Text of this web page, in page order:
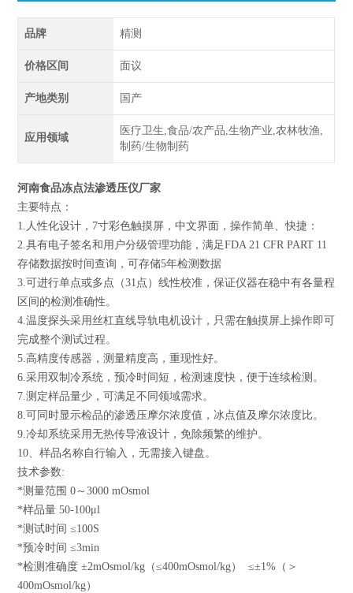
品牌 精测
价格区间 面议
产地类别 国产
应用领域
医疗卫生,食品/农产品,生物产业,农林牧渔,
制药/生物制药
河南食品冻点法渗透压仪厂家
主要特点：
1.人性化设计，7寸彩色触摸屏，中文界面，操作简单、快捷：
2.具有电子签名和用户分级管理功能，满足FDA 21 CFR PART 11
存储数据按时间查询，可存储5年检测数据
3.可进行单点或多点（31点）线性校准，保证仪器在稳中有各量程
区间的检测准确性。
4.温度探头采用丝杠直线导轨电机设计，只需在触摸屏上操作即可
完成整个测试过程。
5.高精度传感器，测量精度高，重现性好。
6.采用双制冷系统，预冷时间短，检测速度快，便于连续检测。
7.测定样品量少，可满足不同领域需求。
8.可同时显示检品的渗透压摩尔浓度值，冰点值及摩尔浓度比。
9.冷却系统采用无热传导液设计，免除频繁的维护。
10、样品名称自行输入，无需接入键盘。
技术参数:
*测量范围 0～3000 mOsmol
*样品量 50-100μl
*测试时间 ≤100S
*预冷时间 ≤3min
*检测准确度 ±2mOsmol/kg（≤400mOsmol/kg） ≤±1%（＞
400mOsmol/kg）